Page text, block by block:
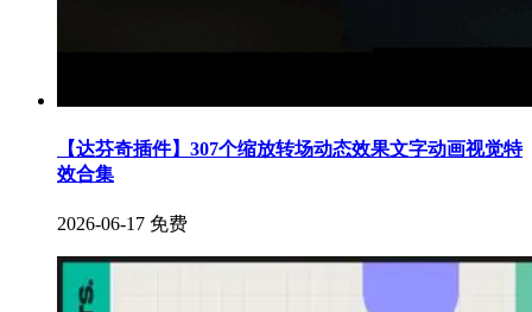
【达芬奇插件】307个缩放转场动态效果文字动画视觉特
效合集
2026-06-17 免费